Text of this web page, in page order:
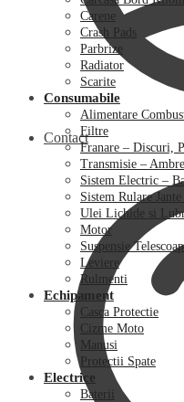
Contact
Carene
Crash Pads
Parbrize
Radiator
Scarite
Consumabile
Alimentare
Filtre
Franare – Discuri,
Transmisie –
Sistem Electric –
Sistem Rulare
Ulei Lichide si
Motor
Suspensie
Leviere
Rulmenti
Echipament
Casca Protectie
Cizme Moto
Manusi
Protectii Spate
Electrice
Baterii